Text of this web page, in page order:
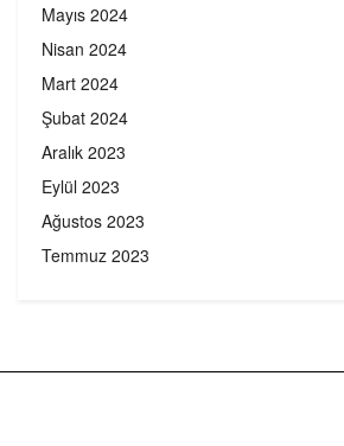
Mayıs 2024
Nisan 2024
Mart 2024
Şubat 2024
Aralık 2023
Eylül 2023
Ağustos 2023
Temmuz 2023